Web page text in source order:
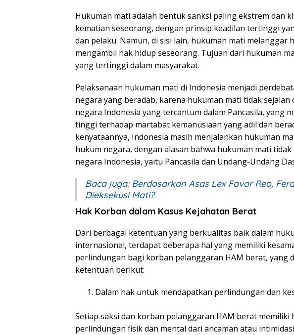
Hukuman mati adalah bentuk sanksi paling ekstrem dan
kematian seseorang, dengan prinsip keadilan tertinggi
dan pelaku. Namun, di sisi lain, hukuman mati melanggar
mengambil hak hidup seseorang. Tujuan dari hukuman
yang tertinggi dalam masyarakat.
Pelaksanaan hukuman mati di Indonesia menjadi
negara yang beradab, karena hukuman mati tidak
negara Indonesia yang tercantum dalam Pancasila, yang
tinggi terhadap martabat kemanusiaan yang adil dan
kenyataannya, Indonesia masih menjalankan hukuman
hukum negara, dengan alasan bahwa hukuman mati
negara Indonesia, yaitu Pancasila dan Undang-Undang
Baca juga: Berdasarkan Asas Lex Favor Reo,
Dieksekusi Mati?
Hak Korban dalam Kasus Kejahatan Berat
Dari berbagai ketentuan yang berkualitas baik dalam
internasional, terdapat beberapa hal yang memiliki
perlindungan bagi korban pelanggaran HAM berat, yang
ketentuan berikut:
Dalam hak untuk mendapatkan perlindungan dan
Setiap saksi dan korban pelanggaran HAM berat
perlindungan fisik dan mental dari ancaman atau